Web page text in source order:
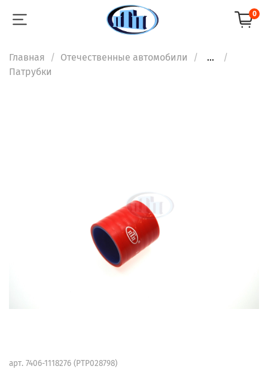
0
Главная Отечественные автомобили
...
Патрубки
арт. 7406-1118276 (PTP028798)